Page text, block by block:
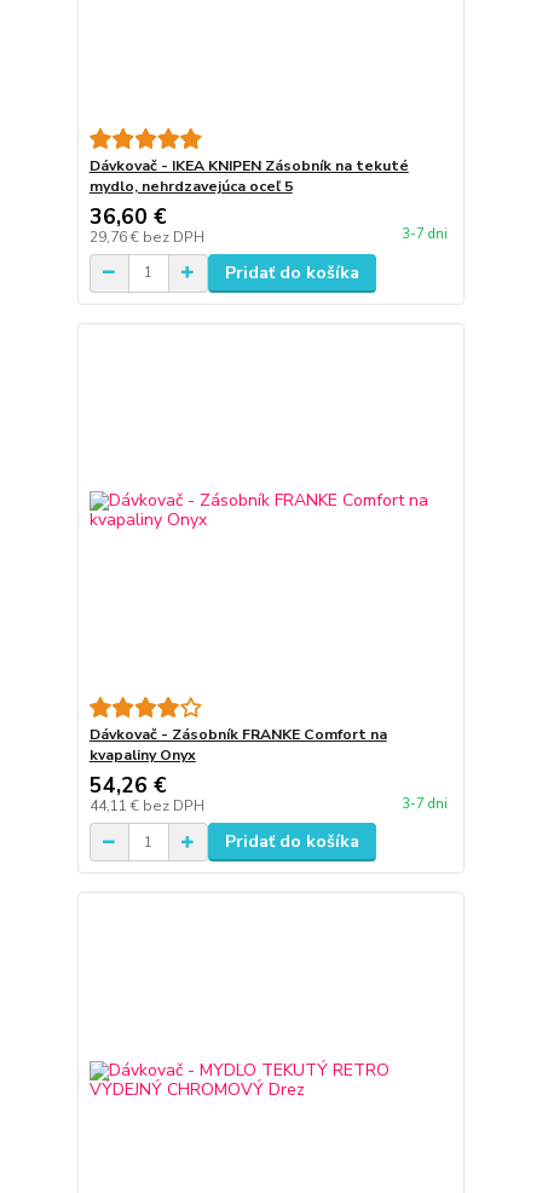
Dávkovač - IKEA KNIPEN Zásobník na tekuté
mydlo, nehrdzavejúca oceľ 5
36,60 €
29,76 € bez DPH 3-7 dni
Pridať do košíka
Dávkovač - Zásobník FRANKE Comfort na
kvapaliny Onyx
54,26 €
44,11 € bez DPH 3-7 dni
Pridať do košíka